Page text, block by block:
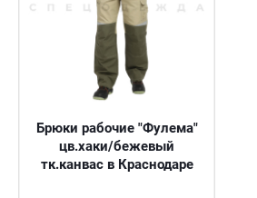
Брюки рабочие "Фулема"
цв.хаки/бежевый
тк.канвас в Краснодаре